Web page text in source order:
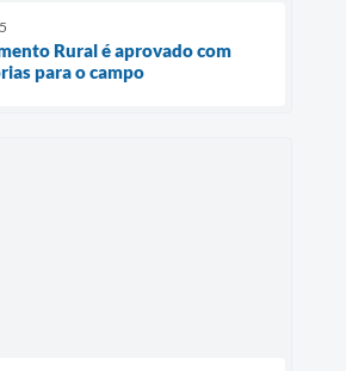
Rural é aprovado com
para o campo